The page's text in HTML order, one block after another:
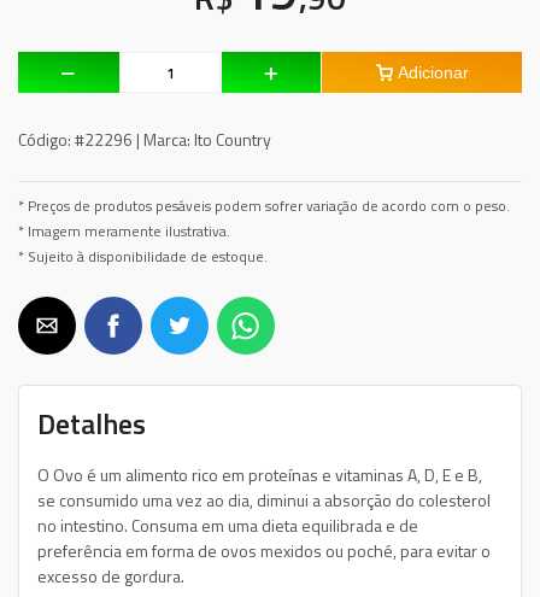
Adicionar
Código:#22296 | Marca: Ito Country
* Preços de produtos pesáveis podem sofrer variação de acordo com o peso.
* Imagem meramente ilustrativa.
* Sujeito à disponibilidade de estoque.
Detalhes
O Ovo é um alimento rico em proteínas e vitaminas A, D, E e B,
se consumido uma vez ao dia, diminui a absorção do colesterol
no intestino. Consuma em uma dieta equilibrada e de
preferência em forma de ovos mexidos ou poché, para evitar o
excesso de gordura.